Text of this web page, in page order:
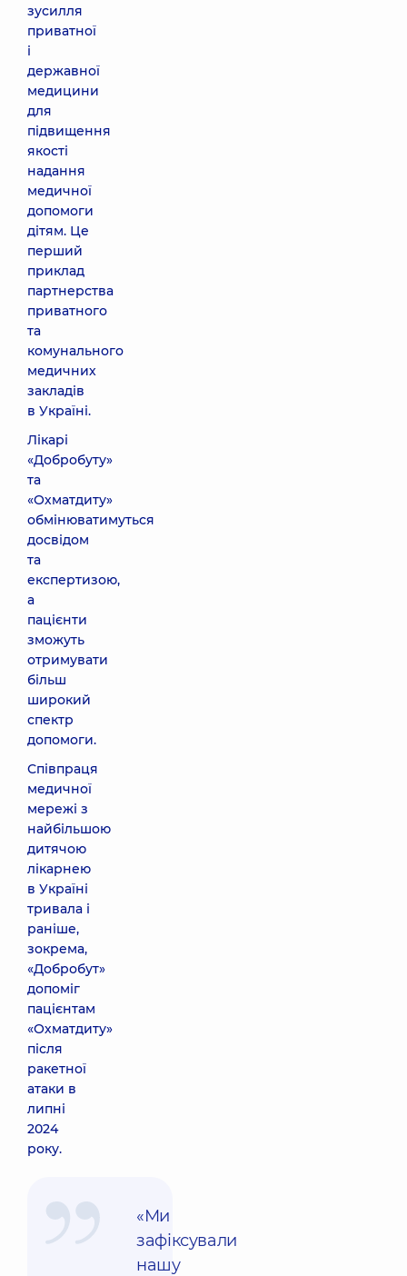
зусилля
приватної
і
державної
медицини
для
підвищення
якості
надання
медичної
допомоги
дітям. Це
перший
приклад
партнерства
приватного
та
комунального
медичних
закладів
в Україні.
Лікарі
«Добробуту»
та
«Охматдиту»
обмінюватимуться
досвідом
та
експертизою,
а
пацієнти
зможуть
отримувати
більш
широкий
спектр
допомоги.
Співпраця
медичної
мережі з
найбільшою
дитячою
лікарнею
в Україні
тривала і
раніше,
зокрема,
«Добробут»
допоміг
пацієнтам
«Охматдиту»
після
ракетної
атаки в
липні
2024
року.
«Ми
зафіксували
нашу